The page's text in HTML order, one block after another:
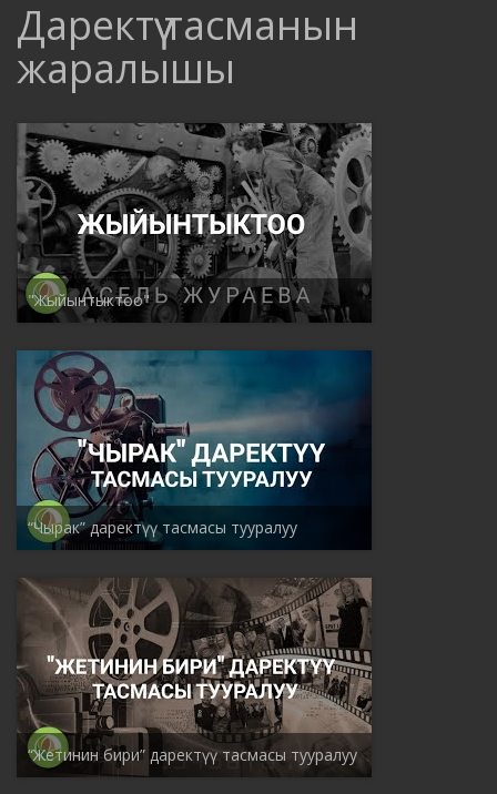
Даректүү тасманын
жаралышы
"Жыйынтыктоо"
“Чырак” даректүү тасмасы тууралуу
“Жетинин бири” даректүү тасмасы тууралуу